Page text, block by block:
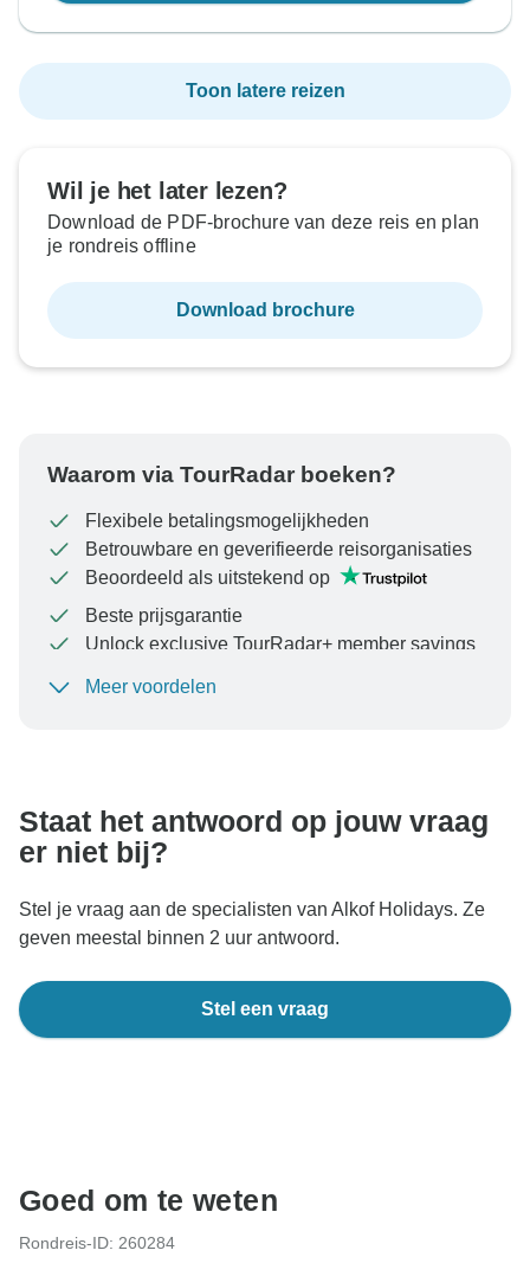
Toon latere reizen
Wil je het later lezen?
Download de PDF-brochure van deze reis en plan
je rondreis offline
Download brochure
Waarom via TourRadar boeken?
Flexibele betalingsmogelijkheden
Betrouwbare en geverifieerde reisorganisaties
Beoordeeld als uitstekend op
Beste prijsgarantie
Unlock exclusive TourRadar+ member savings
Om uw betaling te beschermen en ervoor te zorgen
Meer voordelen
Staat het antwoord op jouw vraag
er niet bij?
Stel je vraag aan de specialisten van Alkof Holidays. Ze
geven meestal binnen 2 uur antwoord.
Stel een vraag
Goed om te weten
Rondreis-ID: 260284